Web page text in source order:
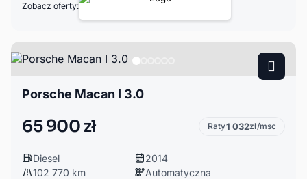
Zobacz oferty:
Porsche Macan I 3.0
65 900 zł Raty1 032zł/msc
Diesel
2014
102 770 km
Automatyczna